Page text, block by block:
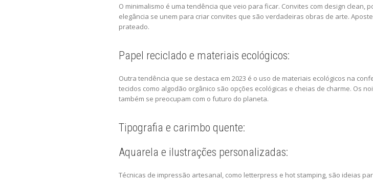
O minimalismo é uma tendência que veio para ficar. Convites com design
elegância se unem para criar convites que são verdadeiras obras de arte.
prateado.
Papel reciclado e materiais ecológicos:
Outra tendência que se destaca em 2023 é o uso de materiais ecológicos na
tecidos como algodão orgânico são opções ecológicas e cheias de charme. Os
também se preocupam com o futuro do planeta.
Tipografia e carimbo quente:
Aquarela e ilustrações personalizadas:
Técnicas de impressão artesanal, como letterpress e hot stamping, são ideias